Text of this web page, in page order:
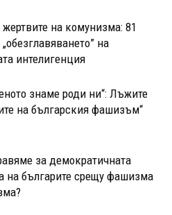
на комунизма: 81
на
интелигенция
знаме роди ни“: Лъжите
на българския фашизъм“
за демократичната
на българите срещу фашизма